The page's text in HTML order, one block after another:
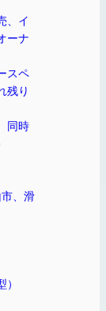
、イ
ーナ
スペ
残り
同時
、滑